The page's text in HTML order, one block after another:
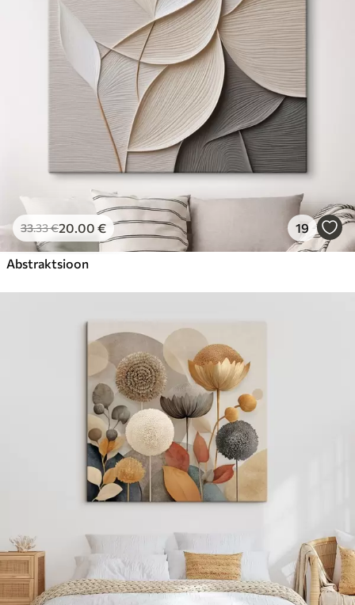
Hind Alates .00
33.33€20.00 € 19
Abstraktsioon